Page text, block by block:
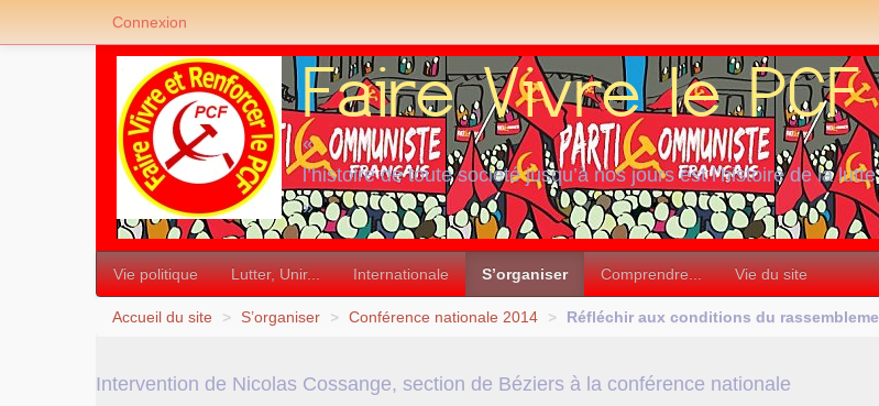
«
l’histoire de toute société jusqu’à nos jours est l’histoire de la
»
Vie politique Lutter, Unir... Internationale S’organiser Comprendre... Vie du site
Accueil du site > S’organiser > Conférence nationale 2014 > Réfléchir aux conditions du
Intervention de Nicolas Cossange, section de Béziers à la conférence nationale
Connexion